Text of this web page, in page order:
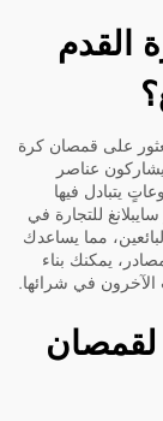
القدم
على قمصان كرة
عناصر
يتبادل فيها
للتجارة في
مما يساعدك
يمكنك بناء
في شرائها.
لقمصان